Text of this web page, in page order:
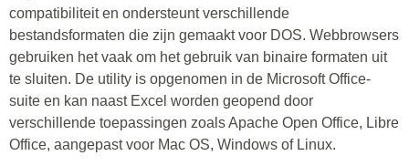
compatibiliteit en ondersteunt verschillende
bestandsformaten die zijn gemaakt voor DOS. Webbrowsers
gebruiken het vaak om het gebruik van binaire formaten uit
te sluiten. De utility is opgenomen in de Microsoft Office-
suite en kan naast Excel worden geopend door
verschillende toepassingen zoals Apache Open Office, Libre
Office, aangepast voor Mac OS, Windows of Linux.